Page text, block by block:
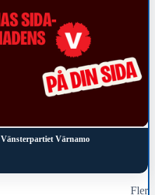
Vänsterpartiet Värnamo
Fler